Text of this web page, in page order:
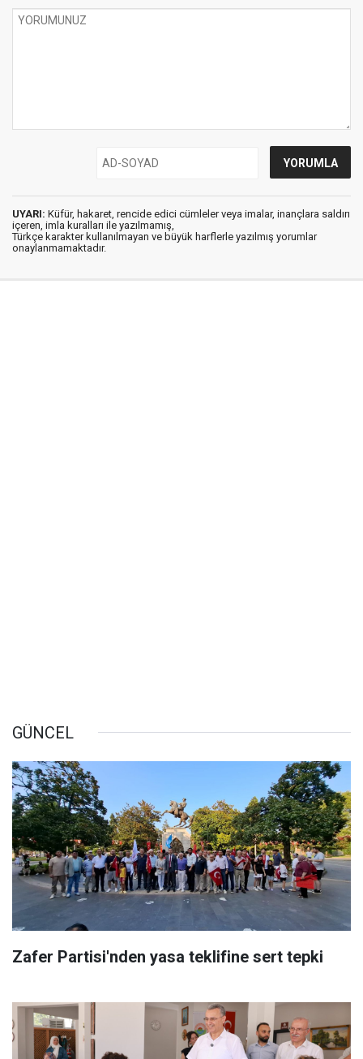
UYARI: Küfür, hakaret, rencide edici cümleler veya imalar, inançlara saldırı
içeren, imla kuralları ile yazılmamış,
Türkçe karakter kullanılmayan ve büyük harflerle yazılmış yorumlar
onaylanmamaktadır.
GÜNCEL
Zafer Partisi'nden yasa teklifine sert tepki